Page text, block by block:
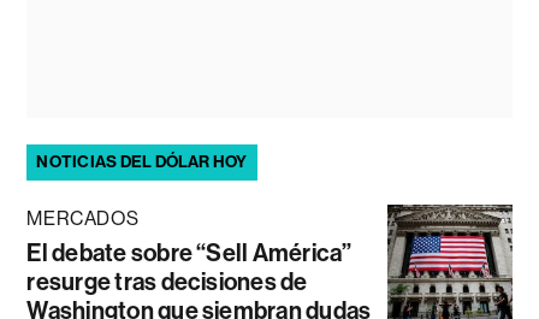
NOTICIAS DEL DÓLAR HOY
MERCADOS
El debate sobre “Sell América”
resurge tras decisiones de
Washington que siembran dudas